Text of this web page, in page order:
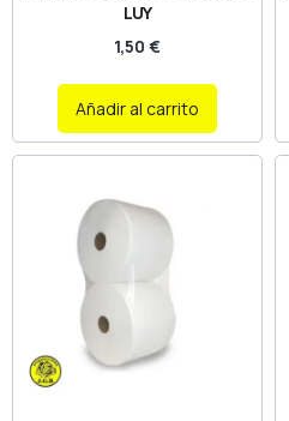
LUY
1,50 €
Añadir al carrito